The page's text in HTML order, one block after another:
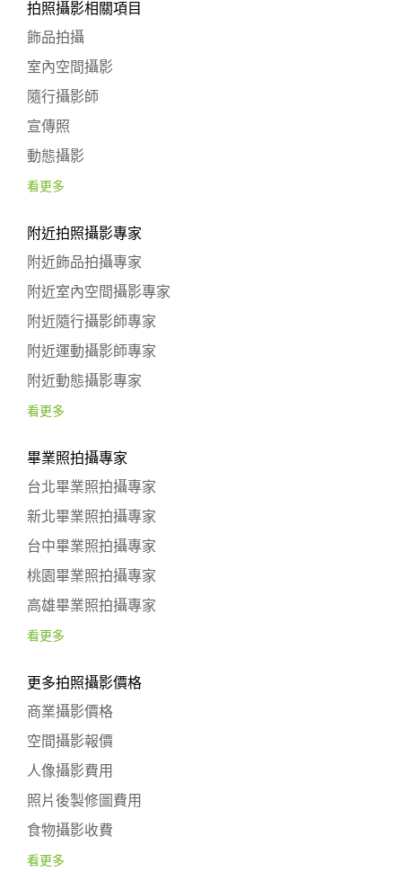
拍照攝影相關項目
飾品拍攝
室內空間攝影
隨行攝影師
宣傳照
動態攝影
看更多
附近拍照攝影專家
附近飾品拍攝專家
附近室內空間攝影專家
附近隨行攝影師專家
附近運動攝影師專家
附近動態攝影專家
看更多
畢業照拍攝專家
台北畢業照拍攝專家
新北畢業照拍攝專家
台中畢業照拍攝專家
桃園畢業照拍攝專家
高雄畢業照拍攝專家
看更多
更多拍照攝影價格
商業攝影價格
空間攝影報價
人像攝影費用
照片後製修圖費用
食物攝影收費
看更多